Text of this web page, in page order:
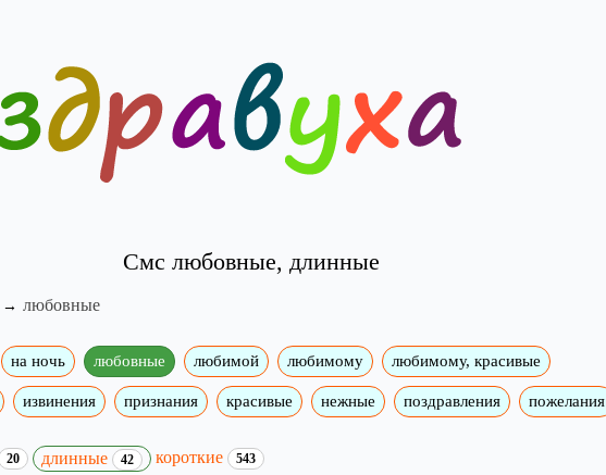
Смс любовные, длинные
любовные
на ночь любовные любимой любимому любимому, красивые
извинения признания красивые нежные поздравления пожелания
20 длинные 42 короткие 543